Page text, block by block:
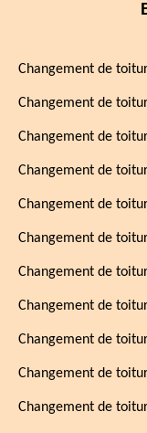
Changement de
Changement de
Changement de
Changement de
Changement de
Changement de
Changement de
Changement de
Changement de
Changement de
Changement de